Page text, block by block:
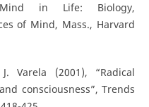
in Life: Biology,
of Mind, Mass., Harvard
Varela (2001), “Radical
consciousness”, Trends